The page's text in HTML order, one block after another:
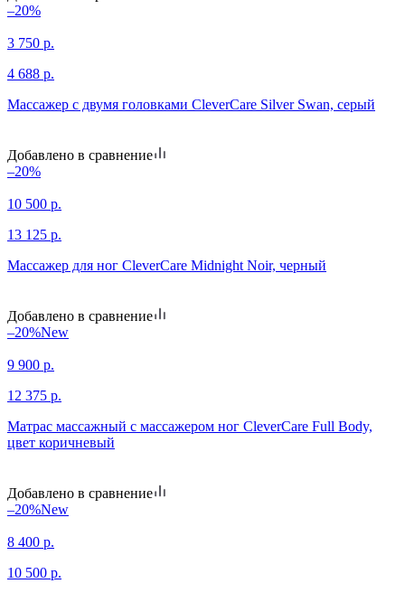
–20%
3 750 р.
4 688 р.
Массажер с двумя головками CleverCare Silver Swan, серый
Добавлено в сравнение
–20%
10 500 р.
13 125 р.
Массажер для ног CleverCare Midnight Noir, черный
Добавлено в сравнение
–20%New
9 900 р.
12 375 р.
Матрас массажный с массажером ног CleverCare Full Body,
цвет коричневый
Добавлено в сравнение
–20%New
8 400 р.
10 500 р.